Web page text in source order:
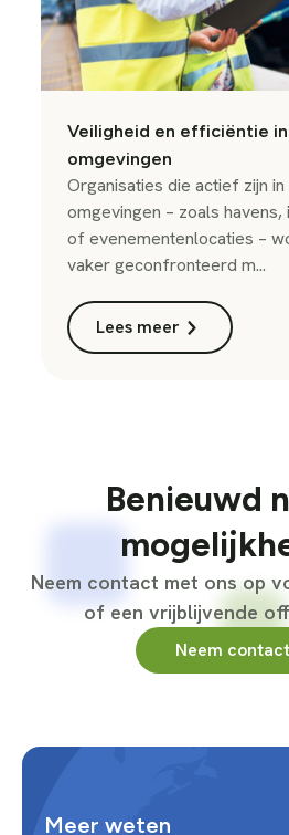
Veiligheid en efficiëntie
omgevingen
Organisaties die actief zijn
omgevingen – zoals
of evenementenlocaties –
vaker geconfronteerd m...
Lees meer
Benieuwd
Neem contact met ons op
of een vrijblijvende
Neem
Meer weten